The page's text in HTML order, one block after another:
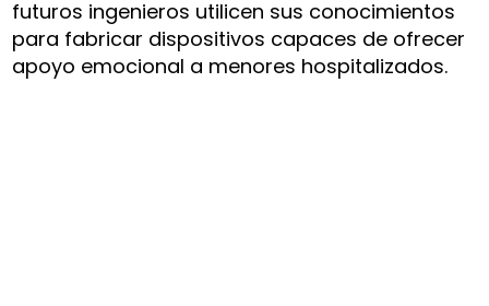
futuros ingenieros utilicen sus conocimientos
para fabricar dispositivos capaces de ofrecer
apoyo emocional a menores hospitalizados.